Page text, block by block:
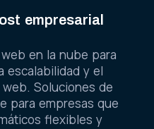
empresarial
en la nube para
escalabilidad y el
Soluciones de
para empresas que
flexibles y